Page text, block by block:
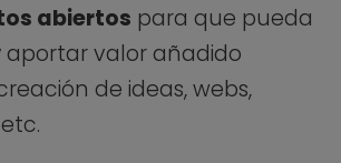
abiertos para que pueda
aportar valor añadido
de ideas, webs,